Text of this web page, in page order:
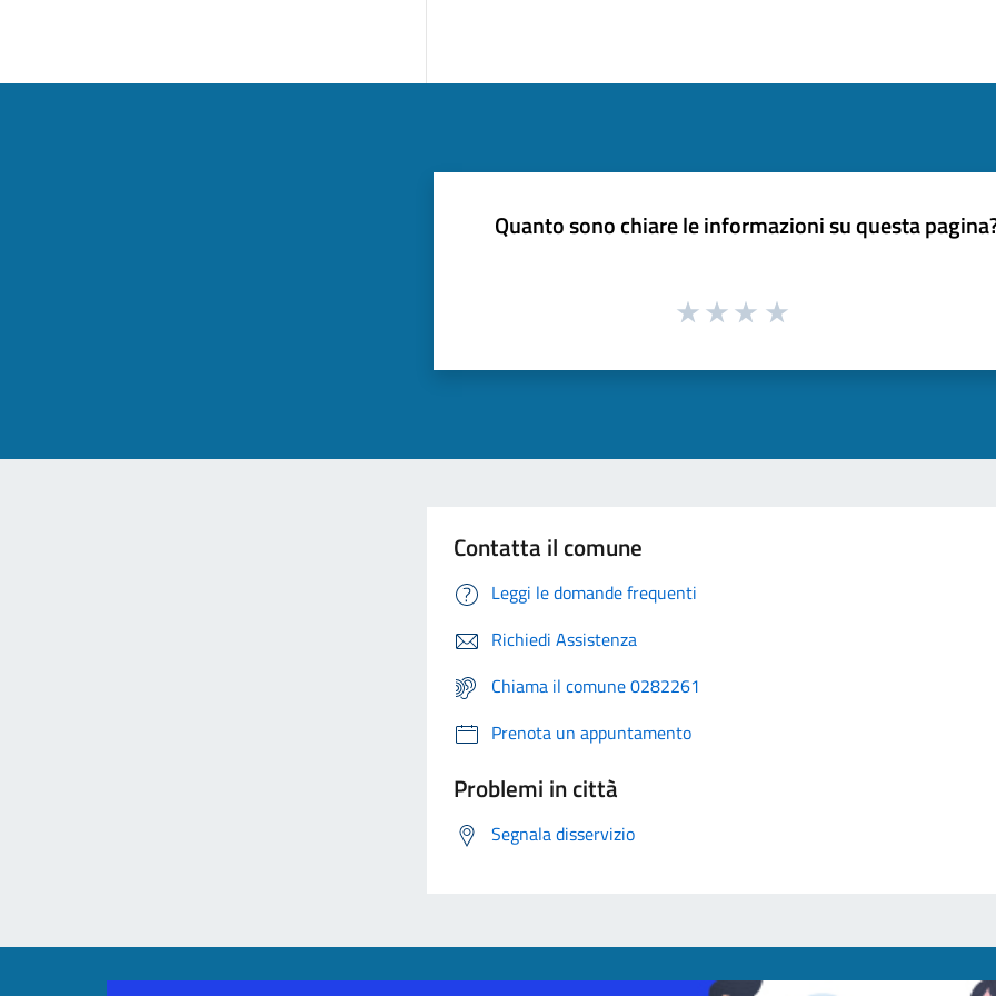
Quanto sono chiare le informazioni su questa
Contatta il comune
Leggi le domande frequenti
Richiedi Assistenza
Chiama il comune 0282261
Prenota un appuntamento
Problemi in città
Segnala disservizio